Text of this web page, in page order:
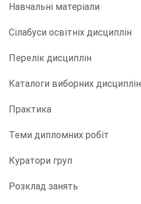
Навчальні матеріали
Сілабуси освітніх дисциплін
Перелік дисциплін
Каталоги виборних дисциплін
Практика
Теми дипломних робіт
Куратори груп
Розклад занять